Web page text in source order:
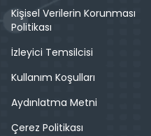
Kişisel Verilerin Korunması
Politikası
İzleyici Temsilcisi
Kullanım Koşulları
Aydınlatma Metni
Çerez Politikası